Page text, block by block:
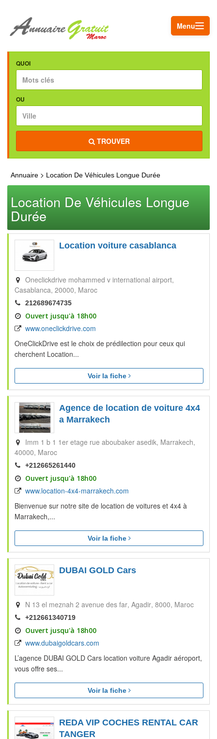
Menu
QUOI
OU
TROUVER
Annuaire > Location De Véhicules Longue Durée
Location De Véhicules Longue
Durée
Location voiture casablanca
Oneclickdrive mohammed v international airport
Casablanca 20000 Maroc
212689674735
Ouvert jusqu'à 18h00
www.oneclickdrive.com
OneClickDrive est le choix de prédilection pour ceux qui
cherchent Location...
Voir la fiche
Agence de location de voiture 4x4
a Marrakech
Imm 1 b 1 1er etage rue aboubaker asedik Marrakech
40000 Maroc
+212665261440
Ouvert jusqu'à 18h00
www.location-4x4-marrakech.com
Bienvenue sur notre site de location de voitures et 4x4 à
Marrakech,...
Voir la fiche
DUBAI GOLD Cars
N 13 el meznah 2 avenue des far Agadir 8000 Maroc
+212661340719
Ouvert jusqu'à 18h00
www.dubaigoldcars.com
L’agence DUBAI GOLD Cars location voiture Agadir aéroport,
vous offre ses...
Voir la fiche
REDA VIP COCHES RENTAL CAR
TANGER